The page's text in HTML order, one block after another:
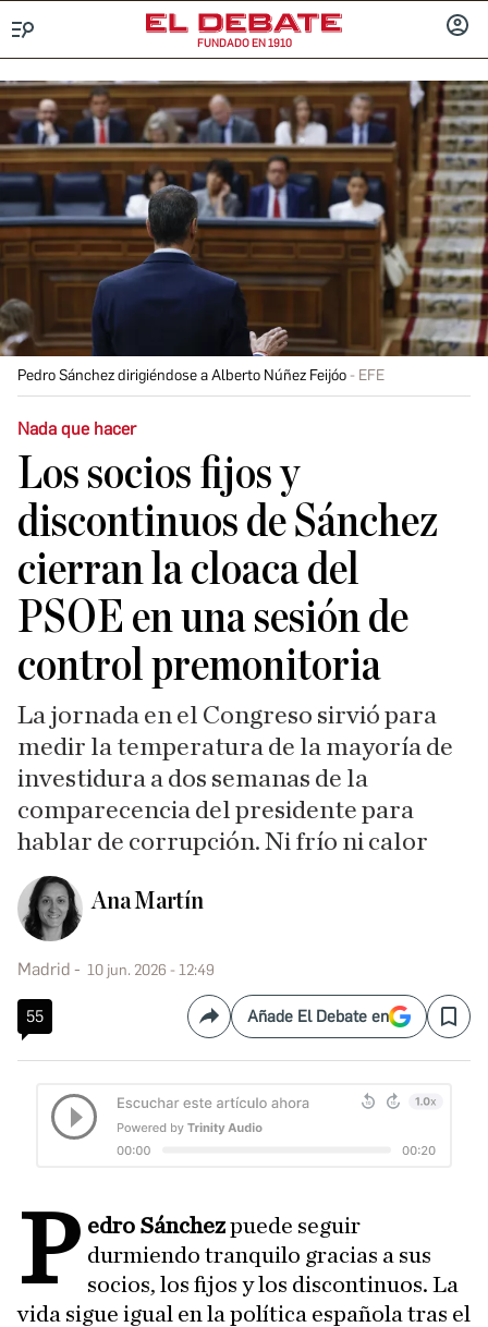
FUNDADO EN 1910
Pedro Sánchez dirigiéndose a Alberto Núñez Feijóo EFE
Nada que hacer
Los socios fijos y
discontinuos de Sánchez
cierran la cloaca del
PSOE en una sesión de
control premonitoria
La jornada en el Congreso sirvió para
medir la temperatura de la mayoría de
investidura a dos semanas de la
comparecencia del presidente para
hablar de corrupción. Ni frío ni calor
Ana Martín
Madrid 10 jun. 2026 - 12:49
55 CompartirAñade El Debate en Save
P edro Sánchezpuede seguir
durmiendo tranquilo gracias a sus
socios, los fijos y los discontinuos. La
vida sigue igual en la política española tras el